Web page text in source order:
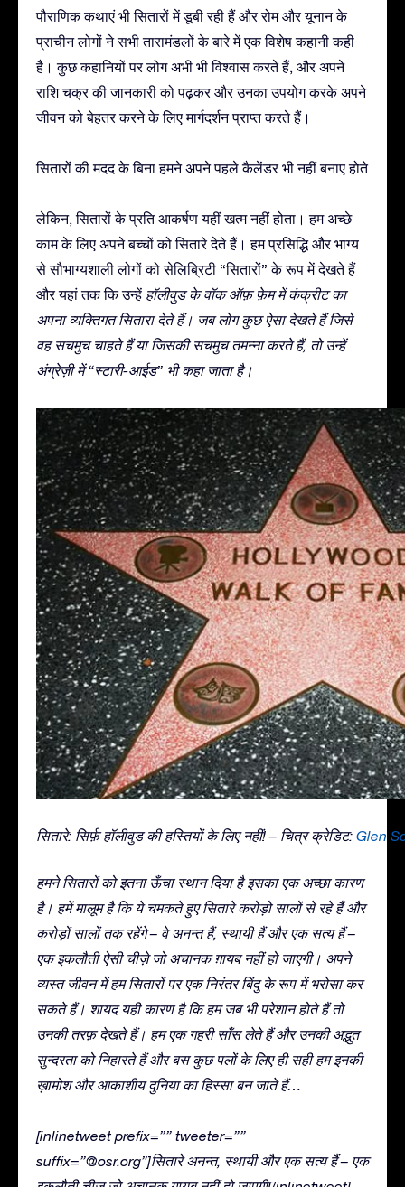
पौराणिक कथाएं भी सितारों में डूबी रही हैं और रोम और यूनान के
प्राचीन लोगों ने सभी तारामंडलों के बारे में एक विशेष कहानी कही
है। कुछ कहानियों पर लोग अभी भी विश्वास करते हैं, और अपने
राशि चक्र की जानकारी को पढ़कर और उनका उपयोग करके अपने
जीवन को बेहतर करने के लिए मार्गदर्शन प्राप्त करते हैं।
सितारों की मदद के बिना हमने अपने पहले कैलेंडर भी नहीं बनाए होते
लेकिन, सितारों के प्रति आकर्षण यहीं खत्म नहीं होता। हम अच्छे
काम के लिए अपने बच्चों को सितारे देते हैं। हम प्रसिद्धि और भाग्य
से सौभाग्यशाली लोगों को सेलिब्रिटी “सितारों” के रूप में देखते हैं
और यहां तक कि उन्हें हॉलीवुड के वॉक ऑफ़ फ़ेममें कंक्रीट का
अपना व्यक्तिगत सितारा देते हैं। जब लोग कुछ ऐसा देखते हैं जिसे
वह सचमुच चाहते हैं या जिसकी सचमुच तमन्ना करते हैं, तो उन्हें
अंग्रेज़ी में “स्टारी-आईड” भी कहा जाता है।
सितारे: सिर्फ़ हॉलीवुड की हस्तियों के लिए नहीं! – चित्र क्रेडिट: Glen
हमने सितारों को इतना ऊँचा स्थान दिया है इसका एक अच्छा कारण
है। हमें मालूम है कि ये चमकते हुए सितारे करोड़ो सालों से रहे हैं और
करोड़ों सालों तक रहेंगे – वे अनन्त हैं, स्थायी हैं और एक सत्य हैं –
एक इकलौती ऐसी चीज़े जो अचानक ग़ायब नहीं हो जाएगी। अपने
व्यस्त जीवन में हम सितारों पर एक निरंतर बिंदु के रूप में भरोसा कर
सकते हैं। शायद यही कारण है कि हम जब भी परेशान होते हैं तो
उनकी तरफ़ देखते हैं। हम एक गहरी साँस लेते हैं और उनकी अद्भुत
सुन्दरता को निहारते हैं और बस कुछ पलों के लिए ही सही हम इनकी
ख़ामोश और आकाशीय दुनिया का हिस्सा बन जाते हैं…
[inlinetweet prefix=”” tweeter=””
suffix=”@osr.org”]सितारे अनन्त, स्थायी और एक सत्य हैं – एक